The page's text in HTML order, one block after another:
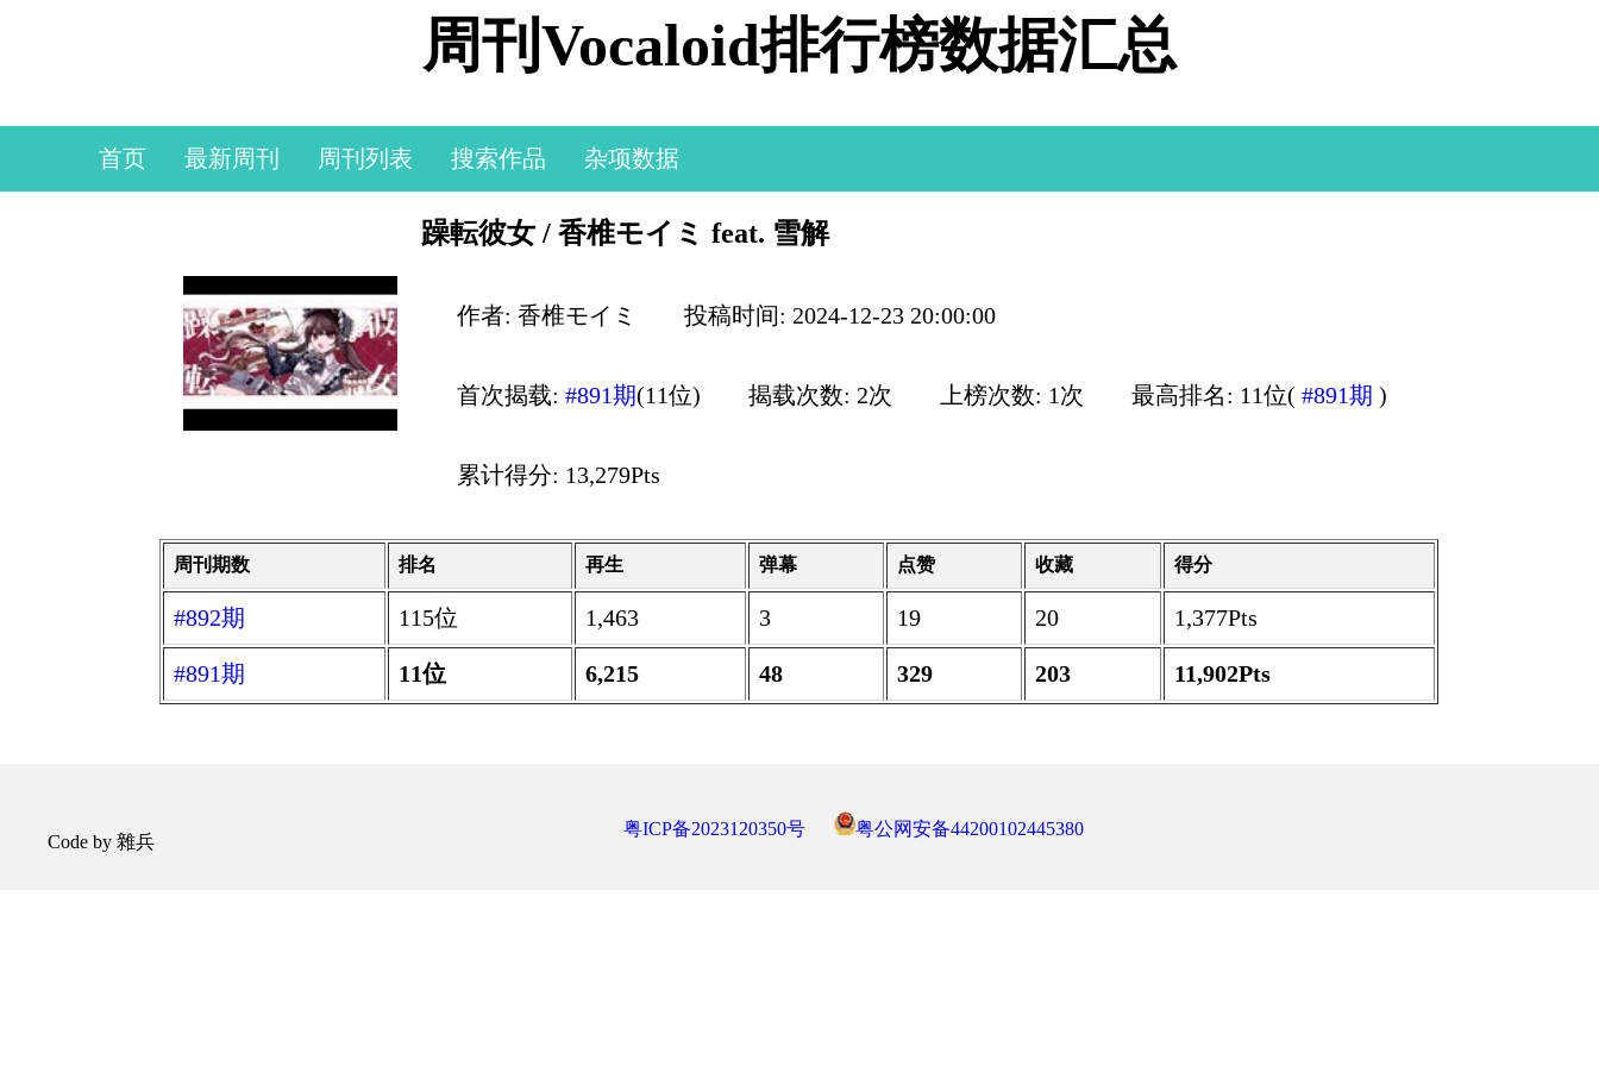
周刊Vocaloid排行榜数据汇总
首页 最新周刊 周刊列表 搜索作品 杂项数据
躁転彼女 / 香椎モイミ feat. 雪解
作者: 香椎モイミ 投稿时间: 2024-12-23 20:00:00
首次揭载:#891期(11位) 揭载次数: 2次 上榜次数: 1次 最高排名: 11位(#891期 )
累计得分: 13,279Pts
周刊期数 排名 再生 弹幕 点赞 收藏 得分
#892期 115位 1,463 3 19 20 1,377Pts
#891期 11位 6,215 48 329 203 11,902Pts
Code by 雜兵
粤ICP备2023120350号 粤公网安备44200102445380